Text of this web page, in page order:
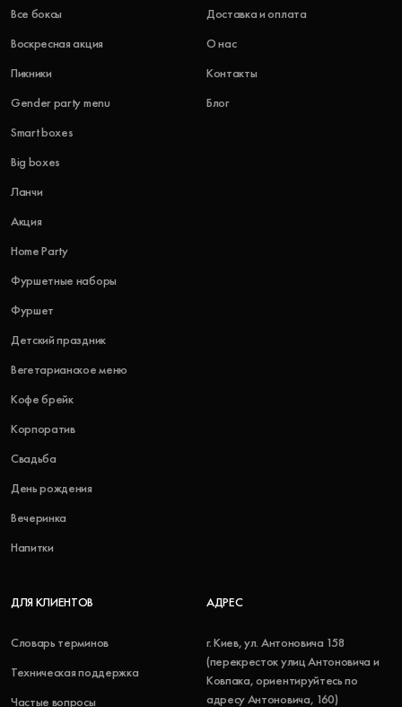
Все боксы
Воскресная акция
Пикники
Gender party menu
Smart boxes
Big boxes
Ланчи
Акция
Home Party
Фуршетные наборы
Фуршет
Детский праздник
Вегетарианское меню
Кофе брейк
Корпоратив
Свадьба
День рождения
Вечеринка
Напитки
Доставка и оплата
О нас
Контакты
Блог
ДЛЯ КЛИЕНТОВ
Словарь терминов
Техническая поддержка
Частые вопросы
АДРЕС
г. Киев, ул. Антоновича 158
(перекресток улиц Антоновича и
Ковпака, ориентируйтесь по
адресу Антоновича, 160)